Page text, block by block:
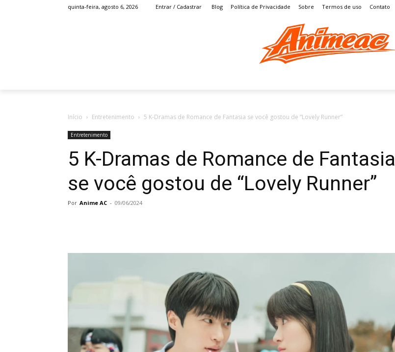
quinta-feira, agosto 6, 2026 Entrar / Cadastrar Blog Política de Privacidade Sobre Termos de uso Contato
Início Entretenimento 5 K-Dramas de Romance de Fantasia se você gostou de “Lovely Runner”
Entretenimento
5 K-Dramas de Romance de Fantasia
se você gostou de “Lovely Runner”
Por Anime AC - 09/06/2024